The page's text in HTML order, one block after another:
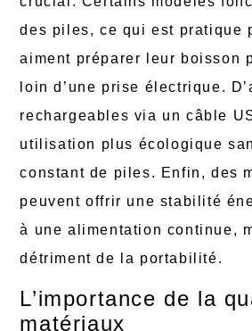
des piles, ce qui est pratique
aiment préparer leur boisson
loin d’une prise électrique.
rechargeables via un câble
utilisation plus écologique
constant de piles. Enfin, des
peuvent offrir une stabilité
à une alimentation continue,
détriment de la portabilité.
L’importance de la
matériaux